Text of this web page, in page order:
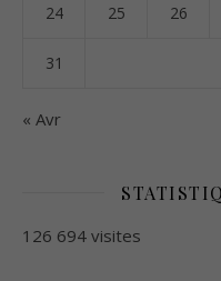
24 25 26
31
« Avr
126 694 visites